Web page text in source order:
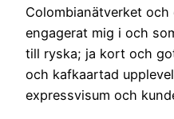
Colombianätverket
engagerat mig i och
till ryska; ja kort och
och kafkaartad
expressvisum och